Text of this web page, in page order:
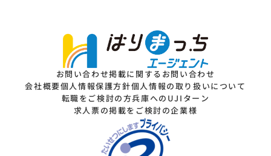
お問い合わせ掲載に関するお問い合わせ
会社概要個人情報保護方針個人情報の取り扱いについて
転職をご検討の方兵庫へのUJIターン
求人票の掲載をご検討の企業様